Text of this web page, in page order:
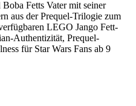
Fetts Vater mit seiner
aus der Prequel-Trilogie zum
LEGO Jango Fett-
Authentizität, Prequel-
für Star Wars Fans ab 9